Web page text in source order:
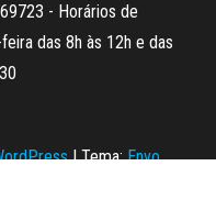
- Horários de
das 8h às 12h e das
|Tema:Envo